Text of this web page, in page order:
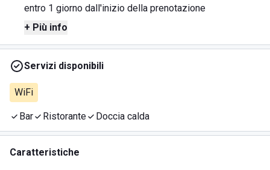
entro 1 giorno dall'inizio della prenotazione
+ Più info
Servizi disponibili
WiFi
Bar Ristorante Doccia calda
Caratteristiche